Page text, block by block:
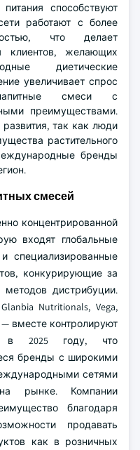
способствуют
работают с более
что делает
клиентов, желающих
диетические
увеличивает спрос
смеси с
преимуществами.
так как люди
растительного
бренды
смесей
концентрированной
входят глобальные
специализированные
конкурирующие за
дистрибуции.
Nutritionals, Vega,
— вместе контролируют
в 2025 году, что
бренды с широкими
сетями
рынке. Компании
благодаря
продавать
как в розничных